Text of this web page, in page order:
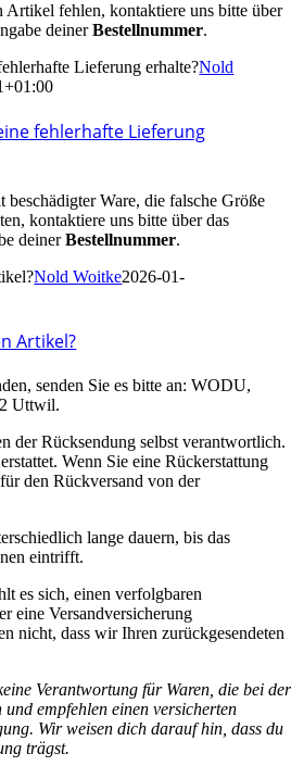
fehlen, kontaktiere uns bitte über
deinerBestellnummer.
Lieferung erhalte?Nold
fehlerhafte Lieferung
Ware, die falsche Größe
kontaktiere uns bitte über das
deinerBestellnummer.
Nold Woitke2026-01-
Artikel?
senden Sie es bitte an: WODU,
Uttwil.
der Rücksendung selbst verantwortlich.
Wenn Sie eine Rückerstattung
den Rückversand von der
lange dauern, bis das
eintrifft.
es sich, einen verfolgbaren
eine Versandversicherung
nicht, dass wir Ihren zurückgesendeten
Verantwortung für Waren, die bei der
empfehlen einen versicherten
Wir weisen dich darauf hin, dass du
trägst.